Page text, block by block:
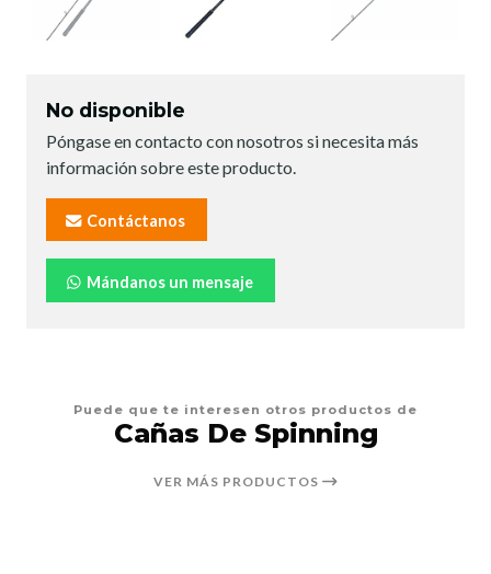
No disponible
Póngase en contacto con nosotros si necesita más
información sobre este producto.
Contáctanos
Mándanos un mensaje
Puede que te interesen otros productos de
Cañas De Spinning
VER MÁS PRODUCTOS